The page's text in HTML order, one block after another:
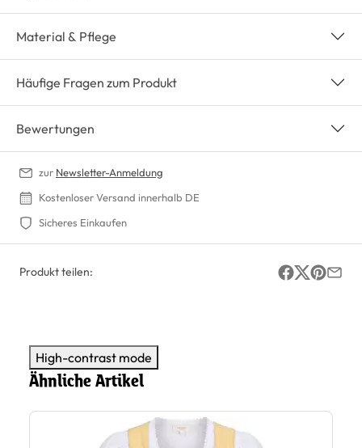
Material & Pflege
Häufige Fragen zum Produkt
Bewertungen
zur Newsletter-Anmeldung
Kostenloser Versand innerhalb DE
Sicheres Einkaufen
Produkt teilen:
High-contrast mode
Ähnliche Artikel